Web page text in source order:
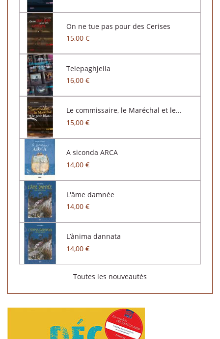
On ne tue pas pour des Cerises
15,00 €
Telepaghjella
16,00 €
Le commissaire, le Maréchal et le...
15,00 €
A siconda ARCA
14,00 €
L'âme damnée
14,00 €
L’ànima dannata
14,00 €
Toutes les nouveautés